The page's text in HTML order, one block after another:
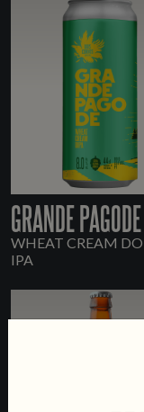
GRANDE PAGODE
WHEAT CREAM
IPA